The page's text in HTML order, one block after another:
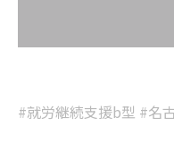
#就労継続支援b型 #名